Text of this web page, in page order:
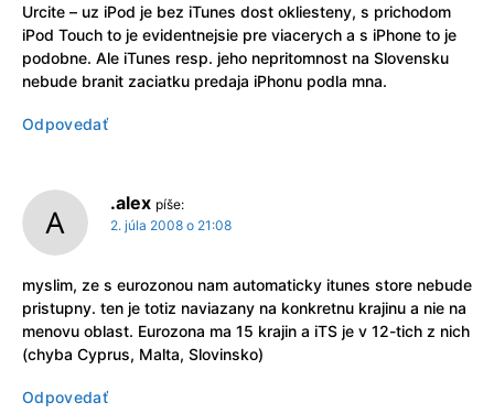
Urcite – uz iPod je bez iTunes dost okliesteny, s prichodom
iPod Touch to je evidentnejsie pre viacerych a s iPhone to je
podobne. Ale iTunes resp. jeho nepritomnost na Slovensku
nebude branit zaciatku predaja iPhonu podla mna.
Odpovedať
.alex píše:
2. júla 2008 o 21:08
myslim, ze s eurozonou nam automaticky itunes store nebude
pristupny. ten je totiz naviazany na konkretnu krajinu a nie na
menovu oblast. Eurozona ma 15 krajin a iTS je v 12-tich z nich
(chyba Cyprus, Malta, Slovinsko)
Odpovedať